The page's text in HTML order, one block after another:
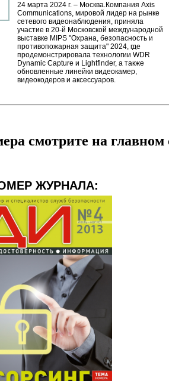
24 марта 2024 г. – Москва.Компания Axis
Communications, мировой лидер на рынке
сетевого видеонаблюдения, приняла
участие в 20-й Московской международной
выставке MIPS "Охрана, безопасность и
противопожарная защита" 2024, где
продемонстрировала технологии WDR
Dynamic Capture и Lightfinder, а также
обновленные линейки видеокамер,
видеокодеров и аксессуаров.
смотрите на главном
ЖУРНАЛА: